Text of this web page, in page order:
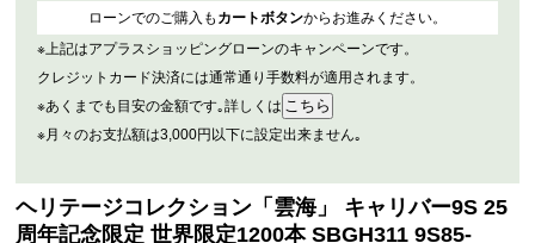
ローンでのご購入も カートボタンからお進みください。
※上記はアプラスショッピングローンのキャンペーンです。
クレジットカード決済には通常通り手数料が適用されます。
※あくまでも目安の金額です｡詳しくは
※月々のお支払額は3,000円以下に設定出来ません｡
ヘリテージコレクション「雲海」 キャリバー9S 25
周年記念限定 世界限定1200本 SBGH311 9S85-